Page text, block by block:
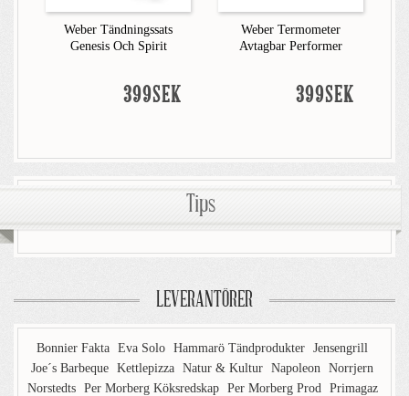
Weber Tändningssats
Genesis Och Spirit
399SEK
Weber Termometer
Avtagbar Performer
399SEK
Tips
LEVERANTÖRER
Bonnier Fakta Eva Solo Hammarö Tändprodukter Jensengrill
Joe´s Barbeque Kettlepizza Natur & Kultur Napoleon Norrjern
Norstedts Per Morberg Köksredskap Per Morberg Prod Primagaz